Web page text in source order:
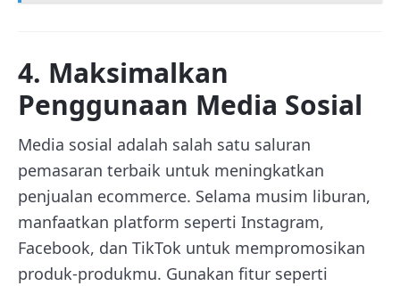
4. Maksimalkan
Penggunaan Media Sosial
Media sosial adalah salah satu saluran
pemasaran terbaik untuk meningkatkan
penjualan ecommerce. Selama musim liburan,
manfaatkan platform seperti Instagram,
Facebook, dan TikTok untuk mempromosikan
produk-produkmu. Gunakan fitur seperti